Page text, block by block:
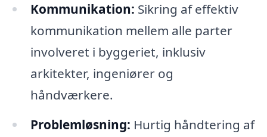
Kommunikation: Sikring af effektiv
kommunikation mellem alle parter
involveret i byggeriet, inklusiv
arkitekter, ingeniører og
håndværkere.
Problemløsning: Hurtig håndtering af